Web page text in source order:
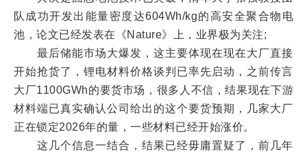
队成功开发出能量密度达604Wh/kg的高安全聚合物电
池，论文已经发表在《Nature》上，业界极为关注;
最后储能市场大爆发，这主要体现在现在大厂直接
开始抢货了，锂电材料价格谈判已率先启动，之前传言
大厂1100GWh的要货市场，很多人不信，结果现在下游
材料端已真实确认公司给出的这个要货预期，几家大厂
正在锁定2026年的量，一些材料已经开始涨价。
这几个信息一结合，结果已经毋庸置疑了，前几年